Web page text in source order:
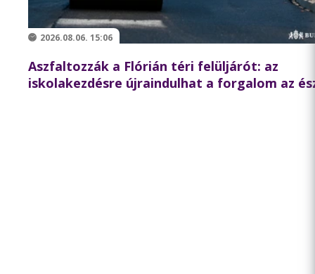
2026.08.06. 15:06
Aszfaltozzák a Flórián téri felüljárót: az
iskolakezdésre újraindulhat a forgalom az